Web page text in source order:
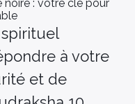
noire : votre clé pour
à votre
et de